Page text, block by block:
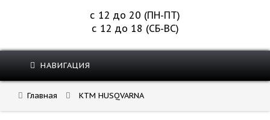
с 12 до 20 (ПН-ПТ)
с 12 до 18 (СБ-ВС)
НАВИГАЦИЯ
Главная KTM HUSQVARNA